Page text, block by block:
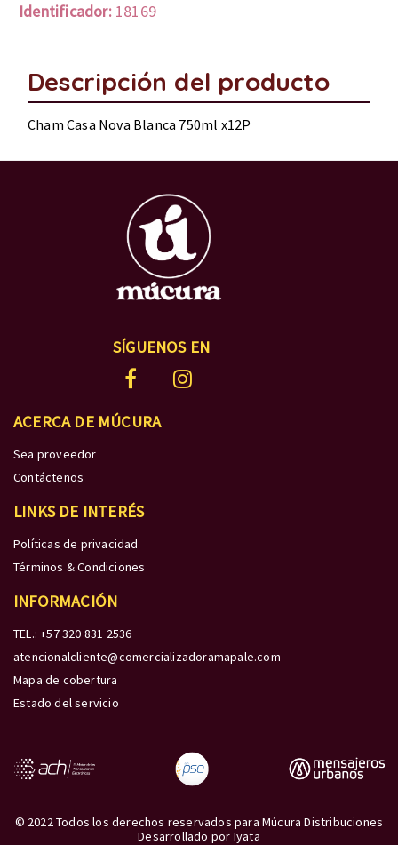
Identificador: 18169
Descripción del producto
Cham Casa Nova Blanca 750ml x12P
SÍGUENOS EN
ACERCA DE MÚCURA
Sea proveedor
Contáctenos
LINKS DE INTERÉS
Políticas de privacidad
Términos & Condiciones
INFORMACIÓN
TEL.: +57 320 831 2536
atencionalcliente@comercializadoramapale.com
Mapa de cobertura
Estado del servicio
© 2022 Todos los derechos reservados para Múcura Distribuciones
Desarrollado por Iyata